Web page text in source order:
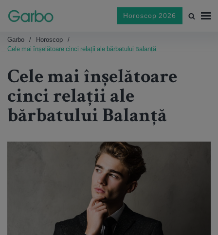
Horoscop 2026
Garbo
Horoscop
Cele mai înșelătoare cinci relații ale bărbatului Balanță
Cele mai înșelătoare
cinci relații ale
bărbatului Balanță